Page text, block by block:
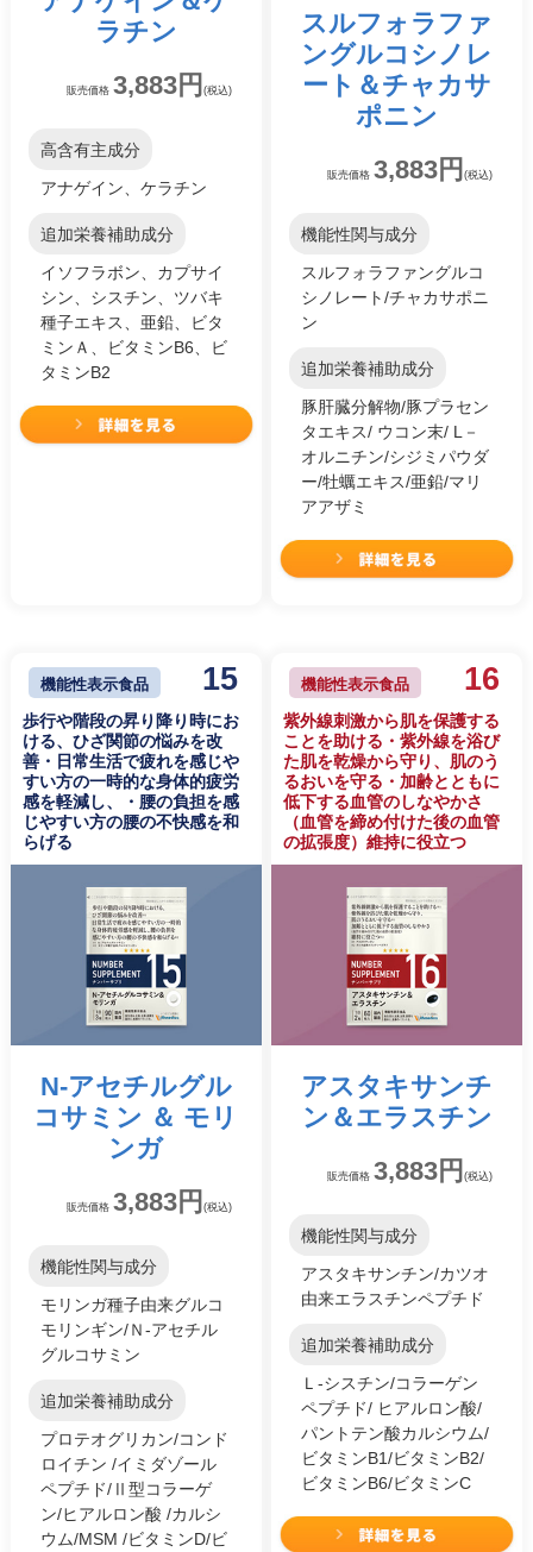
ラチン
販売価格 3,883円 (税込)
高含有主成分
アナゲイン、ケラチン
追加栄養補助成分
イソフラボン、カプサイ
シン、シスチン、ツバキ
種子エキス、亜鉛、ビタ
ミンＡ、ビタミンB6、ビ
タミンB2
スルフォラファ
ングルコシノレ
ート ＆チャカサ
ポニン
販売価格3,883円(税込)
機能性関与成分
スルフォラファングルコ
シノレート/チャカサポニ
ン
追加栄養補助成分
豚肝臓分解物/豚プラセン
タエキス/ ウコン末/ L－
オルニチン/シジミパウダ
ー/牡蠣エキス/亜鉛/マリ
アアザミ
機能性表示食品 15
歩行や階段の昇り降り時にお
ける、ひざ関節の悩みを改
善・日常生活で疲れを感じや
すい方の一時的な身体的疲労
感を軽減し、・腰の負担を感
じやすい方の腰の不快感を和
らげる
N-アセチルグル
コサミン ＆ モリ
ンガ
販売価格 3,883円 (税込)
機能性関与成分
モリンガ種子由来グルコ
モリンギン/Ｎ-アセチル
グルコサミン
追加栄養補助成分
プロテオグリカン/コンド
ロイチン /イミダゾール
ペプチド/Ⅱ型コラーゲ
ン/ヒアルロン酸 /カルシ
ウム/MSM /ビタミンD/ビ
機能性表示食品 16
紫外線刺激から肌を保護する
ことを助ける・紫外線を浴び
た肌を乾燥から守り、肌のう
るおいを守る・加齢とともに
低下する血管のしなやかさ
（血管を締め付けた後の血管
の拡張度）維持に役立つ
アスタキサンチ
ン ＆エラスチン
販売価格3,883円(税込)
機能性関与成分
アスタキサンチン/カツオ
由来エラスチンペプチド
追加栄養補助成分
Ｌ-シスチン/コラーゲン
ペプチド/ ヒアルロン酸/
パントテン酸カルシウム/
ビタミンB1/ビタミンB2/
ビタミンB6/ビタミンC